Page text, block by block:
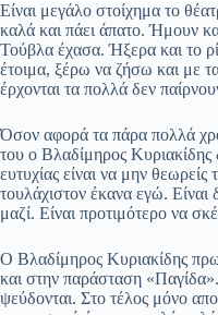
Είναι μεγάλο στοίχημα το
καλά και πάει άπατο. Ήμουν
Τούβλα έχασα. Ήξερα και το
έτοιμα, ξέρω να ζήσω και με
έρχονται τα πολλά δεν
Όσον αφορά τα πάρα πολλά
του ο Βλαδίμηρος
ευτυχίας είναι να μην
τουλάχιστον έκανα εγώ. Είναι
μαζί. Είναι προτιμότερο να
Ο Βλαδίμηρος Κυριακίδης
και στην παράσταση
ψεύδονται. Στο τέλος μόνο